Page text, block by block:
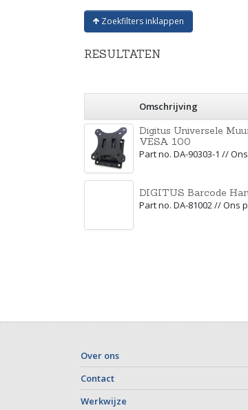
Zoekfilters inklappen
RESULTATEN
Omschrijving
Digitus Universele
VESA 100
Part no. DA-90303-1 //
DIGITUS Barcode
Part no. DA-81002 // Ons
Over ons
Contact
Werkwijze